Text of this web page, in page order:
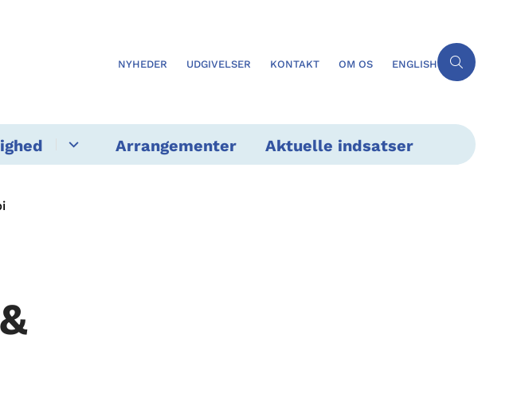
NYHEDER UDGIVELSER KONTAKT OM OS ENGLISH
Arrangementer Aktuelle indsatser